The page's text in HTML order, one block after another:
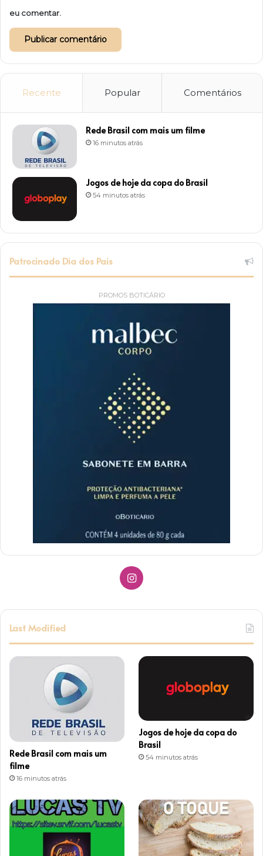
eu comentar.
Recente Popular Comentários
Rede Brasil com mais um filme
16 minutos atrás
Jogos de hoje da copa do Brasil
54 minutos atrás
Patrocinado Dia dos Pais
PROMOS BOTICÁRIO
I
t
r
a
Last Modified
Rede Brasil com mais um
filme
16 minutos atrás
Jogos de hoje da copa do
Brasil
54 minutos atrás